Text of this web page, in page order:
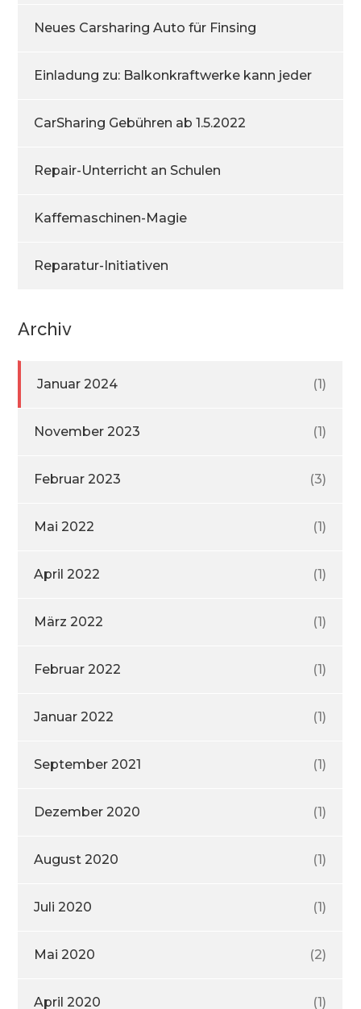
Neues Carsharing Auto für Finsing
Einladung zu: Balkonkraftwerke kann jeder
CarSharing Gebühren ab 1.5.2022
Repair-Unterricht an Schulen
Kaffemaschinen-Magie
Reparatur-Initiativen
Archiv
Januar 2024 (1)
November 2023 (1)
Februar 2023 (3)
Mai 2022 (1)
April 2022 (1)
März 2022 (1)
Februar 2022 (1)
Januar 2022 (1)
September 2021 (1)
Dezember 2020 (1)
August 2020 (1)
Juli 2020 (1)
Mai 2020 (2)
April 2020 (1)